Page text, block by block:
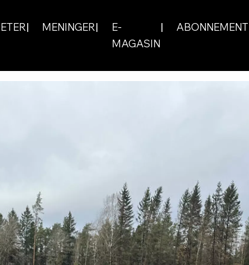
MENINGER
E-
MAGASIN
ABONNEMENT